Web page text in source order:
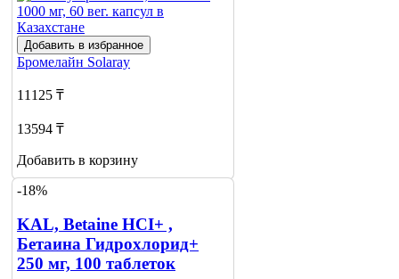
Добавить в избранное
Бромелайн Solaray
11125 ₸
13594 ₸
Добавить в корзину
-18%
KAL, Betaine HCI+ ,
Бетаина Гидрохлорид+
250 мг, 100 таблеток